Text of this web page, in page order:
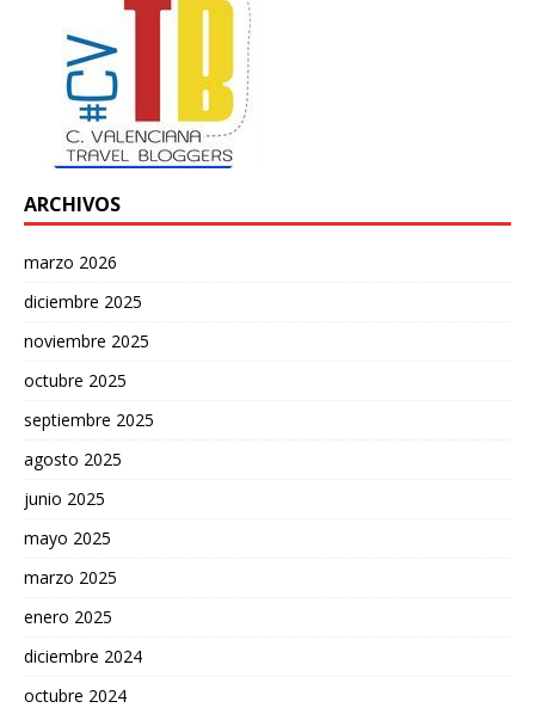
ARCHIVOS
marzo 2026
diciembre 2025
noviembre 2025
octubre 2025
septiembre 2025
agosto 2025
junio 2025
mayo 2025
marzo 2025
enero 2025
diciembre 2024
octubre 2024